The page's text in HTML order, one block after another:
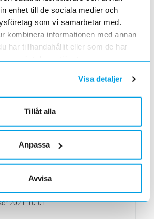
enhet till de sociala medier och
som vi samarbetar med.
kombinera informationen med annan
har tillhandahållit eller som de har
använt deras tjänster.
Visa detaljer
Tillåt alla
Anpassa
Avvisa
högsta betyg inom
Ecovadis har tilldelat
möjliga betyg, Platina, för företagets
med Ryssland & Belarus.
2022-04-01
komponent- och metallpriser.
den 4:e januari 2022
AB prisbilden och presenterar ny gällande
2021-10-01